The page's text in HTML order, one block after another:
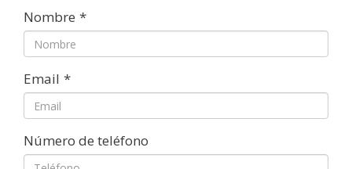
Nombre *
Email *
Número de teléfono